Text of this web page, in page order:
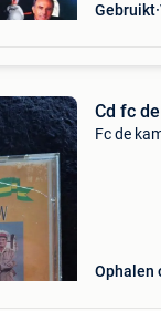
Gebruikt
Cd fc
Fc de
Ophalen